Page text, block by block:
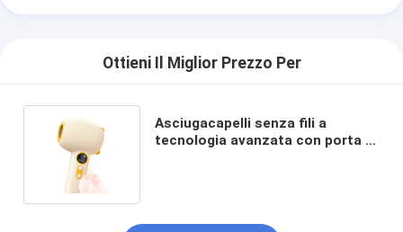
Ottieni Il Miglior Prezzo Per
Asciugacapelli senza fili a
tecnologia avanzata con porta di